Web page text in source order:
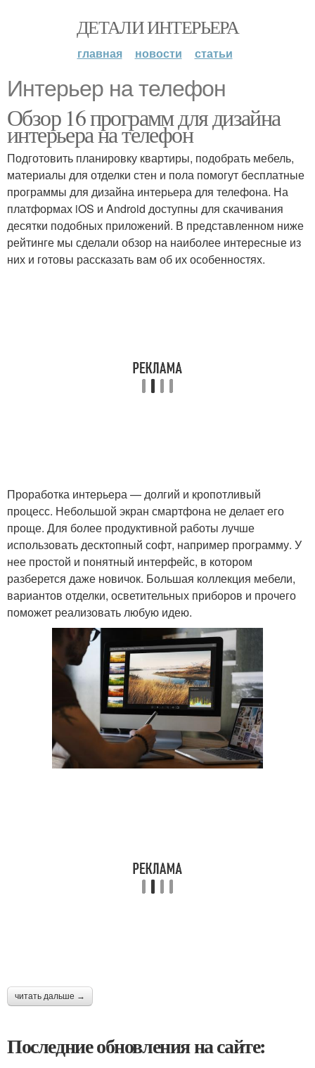
ДЕТАЛИ ИНТЕРЬЕРА
главная новости статьи
Интерьер на телефон
Обзор 16 программ для дизайна
интерьера на телефон
Подготовить планировку квартиры, подобрать мебель,
материалы для отделки стен и пола помогут бесплатные
программы для дизайна интерьера для телефона. На
платформах iOS и Android доступны для скачивания
десятки подобных приложений. В представленном ниже
рейтинге мы сделали обзор на наиболее интересные из
них и готовы рассказать вам об их особенностях.
Проработка интерьера — долгий и кропотливый
процесс. Небольшой экран смартфона не делает его
проще. Для более продуктивной работы лучше
использовать десктопный софт, например программу. У
нее простой и понятный интерфейс, в котором
разберется даже новичок. Большая коллекция мебели,
вариантов отделки, осветительных приборов и прочего
поможет реализовать любую идею.
читать дальше →
Последние обновления на сайте: